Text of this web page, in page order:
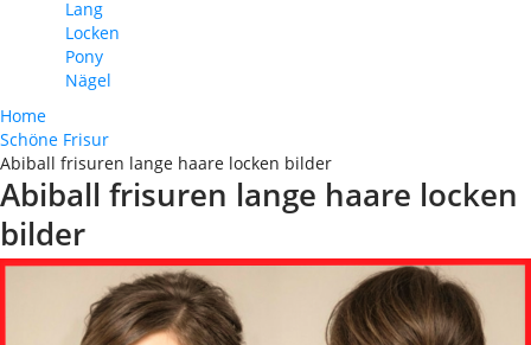
Lang
Locken
Pony
Nägel
Home
Schöne Frisur
Abiball frisuren lange haare locken bilder
Abiball frisuren lange haare locken
bilder